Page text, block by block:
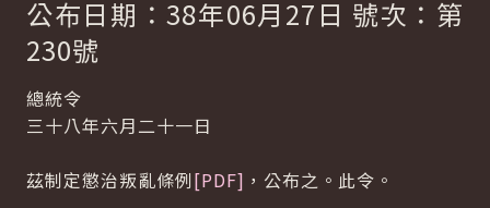
公布日期：38年06月27日 號次：第
230號
總統令
三十八年六月二十一日
茲制定懲治叛亂條例[PDF] ，公布之。此令。